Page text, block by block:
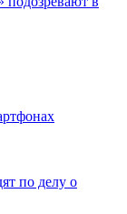
по делу о